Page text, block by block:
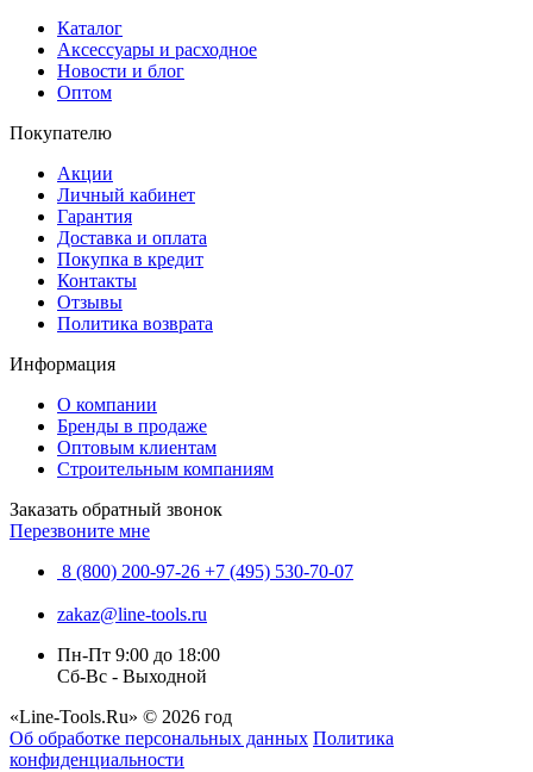
Каталог
Аксессуары и расходное
Новости и блог
Оптом
Покупателю
Акции
Личный кабинет
Гарантия
Доставка и оплата
Покупка в кредит
Контакты
Отзывы
Политика возврата
Информация
О компании
Бренды в продаже
Оптовым клиентам
Строительным компаниям
Заказать обратный звонок
Перезвоните мне
8 (800) 200-97-26 +7 (495) 530-70-07
zakaz@line-tools.ru
Пн-Пт 9:00 до 18:00
Сб-Вс - Выходной
«Line-Tools.Ru» © 2026 год
Об обработке персональных данных Политика
конфиденциальности